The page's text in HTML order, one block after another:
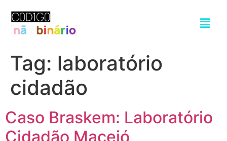
Tag: laboratório
cidadão
Caso Braskem: Laboratório
Cidadão Maceió